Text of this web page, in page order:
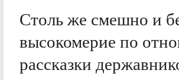
Столь же смешно и
высокомерие по
рассказки